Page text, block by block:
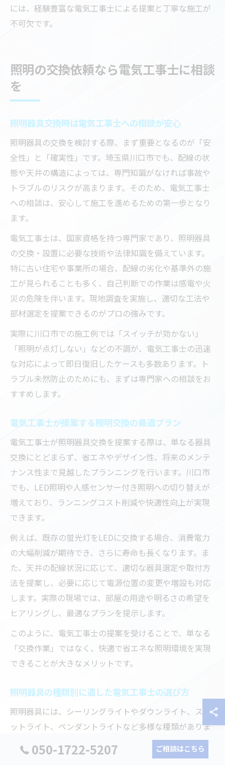
には、経験豊富な電気工事士による提案と丁寧な施工が
不可欠です。
照明の交換依頼なら電気工事士に相談
を
照明器具交換時は電気工事士への相談が安心
照明器具の交換を検討する際、まず重要となるのが「安
全性」と「確実性」です。埼玉県川口市でも、配線の状
態や天井の構造によっては、専門知識がなければ事故や
トラブルのリスクが高まります。そのため、電気工事士
への相談は、安心して施工を進めるための第一歩となり
ます。
電気工事士は、国家資格を持つ専門家であり、照明器具
の交換・設置に必要な技術や法律知識を備えています。
特に古い住宅や事業所の場合、配線の劣化や基準外の施
工が見られることも多く、自己判断での作業は感電や火
災の危険を伴います。現地調査を実施し、適切な工法や
部材選定を提案できるのがプロの強みです。
実際に川口市での施工例では「スイッチが効かない」
「照明が点灯しない」などの不調が、電気工事士の迅速
な対応によって即日復旧したケースも多数あります。ト
ラブル未然防止のためにも、まずは専門家への相談をお
すすめします。
電気工事士が提案する照明交換の最適プラン
電気工事士が照明器具交換を提案する際は、単なる器具
交換にとどまらず、省エネやデザイン性、将来のメンテ
ナンス性まで見越したプランニングを行います。川口市
でも、LED照明や人感センサー付き照明への切り替えが
増えており、ランニングコスト削減や快適性向上が実現
できます。
例えば、既存の蛍光灯をLEDに交換する場合、消費電力
の大幅削減が期待でき、さらに寿命も長くなります。ま
た、天井の配線状況に応じて、適切な器具選定や取付方
法を提案し、必要に応じて電源位置の変更や増設も対応
します。実際の現場では、部屋の用途や明るさの希望を
ヒアリングし、最適なプランを提示します。
このように、電気工事士の提案を受けることで、単なる
「交換作業」ではなく、快適で省エネな照明環境を実現
できることが大きなメリットです。
照明器具の種類別に適した電気工事士の選び方
照明器具には、シーリングライトやダウンライト、スポ
ットライト、ペンダントライトなど多様な種類がありま
す。それぞれ設置方法や必要な配線工事が異なり、適し
た電気工事士を選ぶことが安全・安心のポイントです。
050-1722-5207 ご相談はこちら